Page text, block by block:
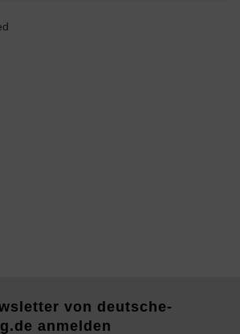
von deutsche-
anmelden